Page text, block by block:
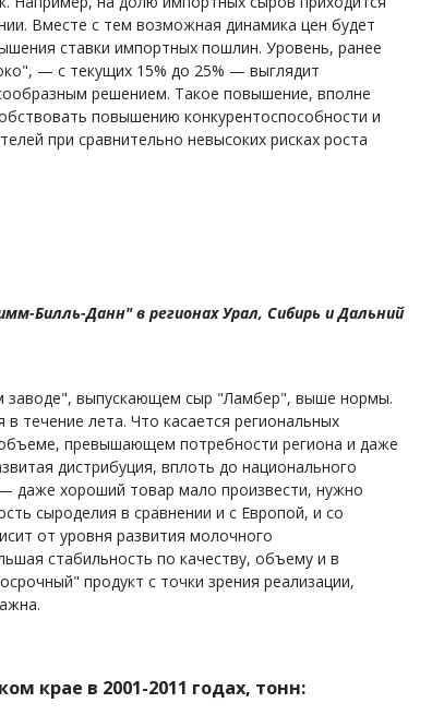
Вместе с тем возможная динамика цен будет
ставки импортных пошлин. Уровень, ранее
— с текущих 15% до 25% — выглядит
решением. Такое повышение, вполне
повышению конкурентоспособности и
при сравнительно невысоких рисках роста
Билль-Данн" в регионах Урал, Сибирь и Дальний
заводе", выпускающем сыр "Ламбер", выше нормы.
течение лета. Что касается региональных
превышающем потребности региона и даже
дистрибуция, вплоть до национального
даже хороший товар мало произвести, нужно
сыроделия в сравнении и с Европой, и со
от уровня развития молочного
стабильность по качеству, объему и в
продукт с точки зрения реализации,
крае в 2001-2011 годах, тонн: